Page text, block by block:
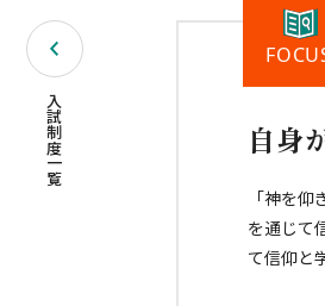
入試制度一覧 自身
「神を
を通じて
て信仰と